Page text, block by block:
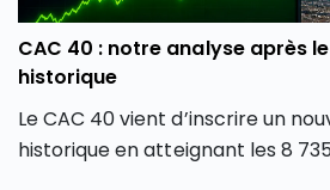
CAC 40 : notre analyse après
historique
Le CAC 40 vient d’inscrire un
historique en atteignant les 8